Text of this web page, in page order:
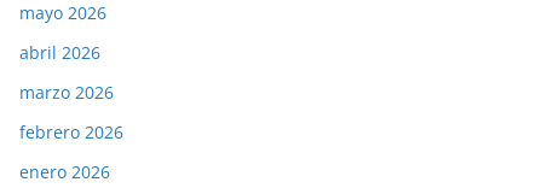
mayo 2026
abril 2026
marzo 2026
febrero 2026
enero 2026